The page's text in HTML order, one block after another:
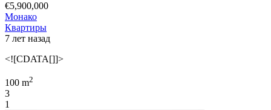
€5,900,000
Монако
Квартиры
7 лет назад
<![CDATA[]]>
100 m2
3
1